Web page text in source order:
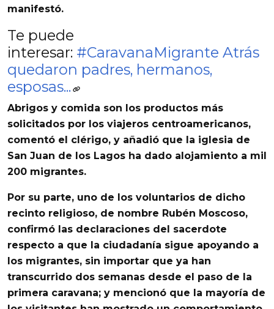
manifestó.
Te puede
interesar: #CaravanaMigrante Atrás
quedaron padres, hermanos,
esposas...
Abrigos y comida son los productos más
solicitados por los viajeros centroamericanos,
comentó el clérigo, y añadió que la iglesia de
San Juan de los Lagos ha dado alojamiento a mil
200 migrantes.
Por su parte, uno de los voluntarios de dicho
recinto religioso, de nombre Rubén Moscoso,
confirmó las declaraciones del sacerdote
respecto a que la ciudadanía sigue apoyando a
los migrantes, sin importar que ya han
transcurrido dos semanas desde el paso de la
primera caravana; y mencionó que la mayoría de